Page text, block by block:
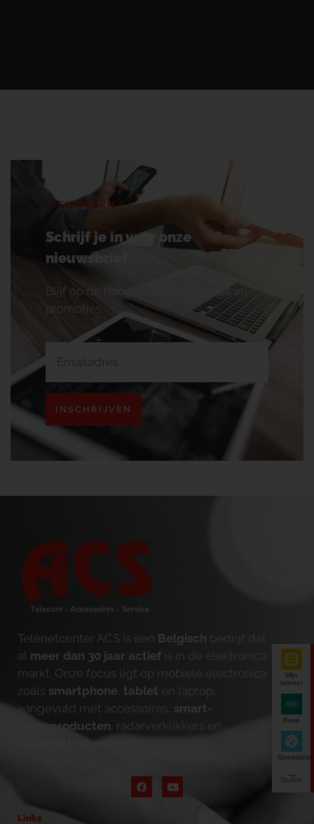
NIEUWSBRIEF
Schrijf je in voor onze
nieuwsbrief
Blijf op de hoogte van onze acties en
promoties.
INSCHRIJVEN
Telenetcenter ACS is een Belgisch bedrijf dat
al meer dan 30 jaar actief is in de elektronica
markt. Onze focus ligt op mobiele electronica
zoals smartphone tablet en laptop,
aangevuld met accessoires, smart-
homeproducten , radarverklikkers en
bluetooth-speakers
Links
Mijn
telenet
Base
Speedtest